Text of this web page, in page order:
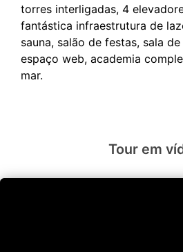
torres interligadas, 4
fantástica infraestrutura de
sauna, salão de festas, sala
espaço web, academia
Tour em